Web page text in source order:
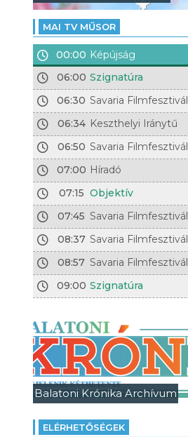
MAI TV MŰSOR
00:00 Képújság
06:00 Szignatúra
06:30 Savaria Filmfesztivál
06:34 Keszthelyi Iránytű
06:50 Savaria Filmfesztivál
07:00 Híradó
07:15 Objektív
07:45 Savaria Filmfesztivál
08:37 Savaria Filmfesztivál
08:57 Savaria Filmfesztivál
09:00 Szignatúra
Balatoni Krónika Archívum
ELÉRHETŐSÉGEK